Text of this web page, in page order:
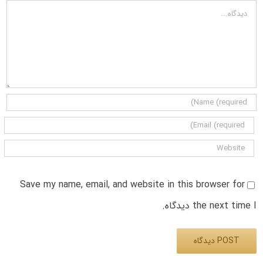
دیدگاه
Save my name, email, and website in this browser for
the next time I دیدگاه.